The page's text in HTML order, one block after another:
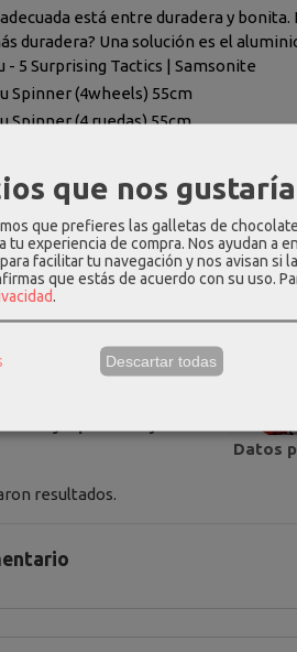
está entre duradera y
duradera? Una solución es el
- 5 Surprising Tactics | Samsonite
Spinner (4wheels) 55cm
Spinner (4 ruedas) 55cm
Spinner (4 ruedas) 69cm
Spinner (4wheels) 76cm
Datos
resultados.
que nos
que prefieres las galletas de
tu experiencia de compra. Nos ayudan a
facilitar tu navegación y nos avisan si
que estás de acuerdo con su uso.
.
Descartar todas